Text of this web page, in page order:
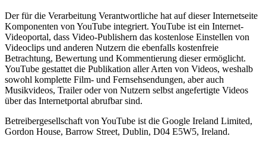
Der für die Verarbeitung Verantwortliche hat auf dieser Internetseite
Komponenten von YouTube integriert. YouTube ist ein Internet-
Videoportal, dass Video-Publishern das kostenlose Einstellen von
Videoclips und anderen Nutzern die ebenfalls kostenfreie
Betrachtung, Bewertung und Kommentierung dieser ermöglicht.
YouTube gestattet die Publikation aller Arten von Videos, weshalb
sowohl komplette Film- und Fernsehsendungen, aber auch
Musikvideos, Trailer oder von Nutzern selbst angefertigte Videos
über das Internetportal abrufbar sind.
Betreibergesellschaft von YouTube ist die Google Ireland Limited,
Gordon House, Barrow Street, Dublin, D04 E5W5, Ireland.